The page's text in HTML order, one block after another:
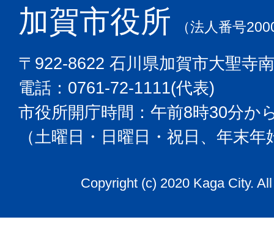
加賀市役所 （法人番号
〒922-8622 石川県加賀市大聖寺
電話：0761-72-1111(代表)
市役所開庁時間：午前8時30分か
（土曜日・日曜日・祝日、年末
Copyright (c) 2020 Kaga City.